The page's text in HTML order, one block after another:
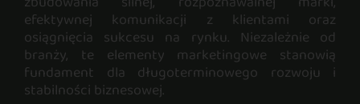
efektywnej komunikacji z klientami oraz
osiągnięcia sukcesu na rynku. Niezależnie od
branży, te elementy marketingowe stanowią
fundament dla długoterminowego rozwoju i
stabilności biznesowej.